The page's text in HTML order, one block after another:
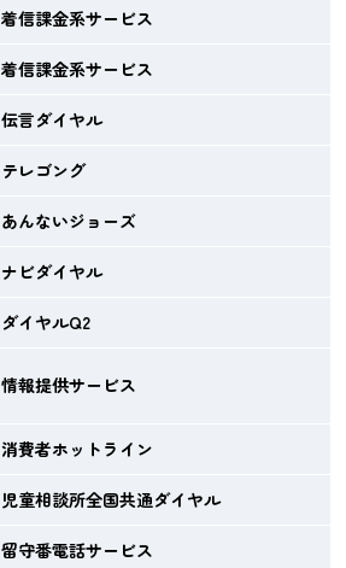
着信課金系サービス
着信課金系サービス
伝言ダイヤル
テレゴング
あんないジョーズ
ナビダイヤル
ダイヤルQ2
情報提供サービス
消費者ホットライン
児童相談所全国共通ダイヤル
留守番電話サービス